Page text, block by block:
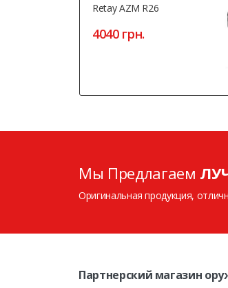
Retay AZM R26
4040 грн.
Мы Предлагаем
Оригинальная продукция,
Партнерский магазин